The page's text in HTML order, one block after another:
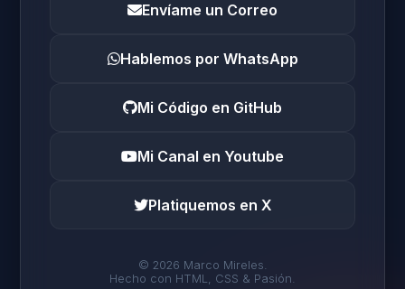
Envíame un Correo
Hablemos por WhatsApp
Mi Código en GitHub
Mi Canal en Youtube
Platiquemos en X
© 2026 Marco Mireles.
Hecho con HTML, CSS & Pasión.